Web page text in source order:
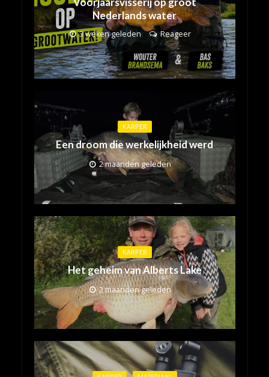
Nederlands water
3 weken geleden Reageer
KARPER
Een droom die werkelijkheid werd
2 maanden geleden
KARPER
Het geheim van Alberts Lake
2 maanden geleden